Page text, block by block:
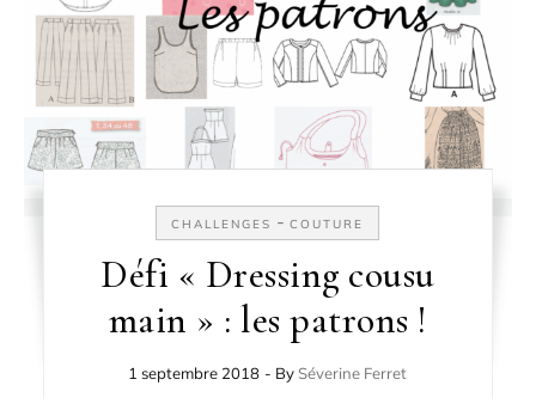
CHALLENGES -COUTURE
Défi « Dressing cousu
main » : les patrons !
1 septembre 2018 - By Séverine Ferret